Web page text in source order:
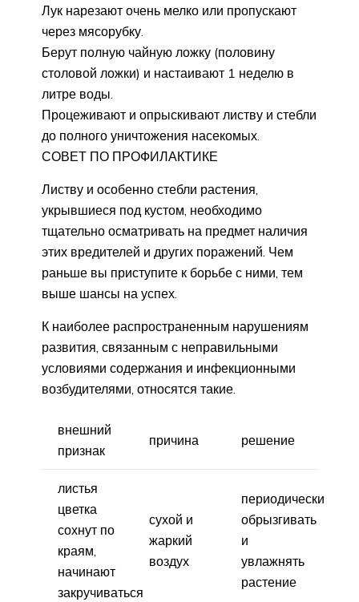
Лук нарезают очень мелко или пропускают
через мясорубку.
Берут полную чайную ложку (половину
столовой ложки) и настаивают 1 неделю в
литре воды.
Процеживают и опрыскивают листву и стебли
до полного уничтожения насекомых.
СОВЕТ ПО ПРОФИЛАКТИКЕ
Листву и особенно стебли растения,
укрывшиеся под кустом, необходимо
тщательно осматривать на предмет наличия
этих вредителей и других поражений. Чем
раньше вы приступите к борьбе с ними, тем
выше шансы на успех.
К наиболее распространенным нарушениям
развития, связанным с неправильными
условиями содержания и инфекционными
возбудителями, относятся такие.
внешний
признак
причина решение
листья
цветка
сохнут по
краям,
начинают
закручиваться
сухой и
жаркий
воздух
периодически
обрызгивать
и
увлажнять
растение